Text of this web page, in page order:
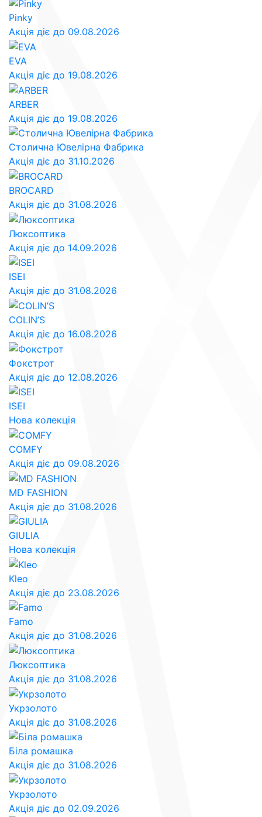
Pinky
Акція діє до 09.08.2026
EVA
Акція діє до 19.08.2026
ARBER
Акція діє до 19.08.2026
Столична Ювелірна Фабрика
Акція діє до 31.10.2026
BROCARD
Акція діє до 31.08.2026
Люксоптика
Акція діє до 14.09.2026
ISEI
Акція діє до 31.08.2026
COLIN’S
Акція діє до 16.08.2026
Фокстрот
Акція діє до 12.08.2026
ISEI
Нова колекція
COMFY
Акція діє до 09.08.2026
MD FASHION
Акція діє до 31.08.2026
GIULIA
Нова колекція
Kleo
Акція діє до 23.08.2026
Famo
Акція діє до 31.08.2026
Люксоптика
Акція діє до 31.08.2026
Укрзолото
Акція діє до 31.08.2026
Біла ромашка
Акція діє до 31.08.2026
Укрзолото
Акція діє до 02.09.2026